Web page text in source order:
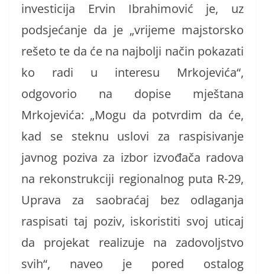
investicija Ervin Ibrahimović je, uz
podsjećanje da je „vrijeme majstorsko
rešeto te da će na najbolji način pokazati
ko radi u interesu Mrkojevića“,
odgovorio na dopise mještana
Mrkojevića: „Mogu da potvrdim da će,
kad se steknu uslovi za raspisivanje
javnog poziva za izbor izvođača radova
na rekonstrukciji regionalnog puta R-29,
Uprava za saobraćaj bez odlaganja
raspisati taj poziv, iskoristiti svoj uticaj
da projekat realizuje na zadovoljstvo
svih“, naveo je pored ostalog